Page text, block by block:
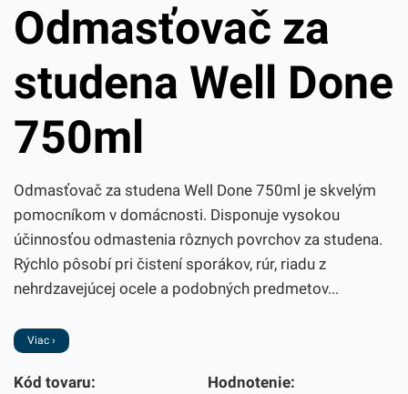
Odmasťovač za
studena Well Done
750ml
Odmasťovač za studena Well Done 750ml je skvelým
pomocníkom v domácnosti. Disponuje vysokou
účinnosťou odmastenia rôznych povrchov za studena.
Rýchlo pôsobí pri čistení sporákov, rúr, riadu z
nehrdzavejúcej ocele a podobných predmetov...
Viac ›
Kód tovaru: Hodnotenie: